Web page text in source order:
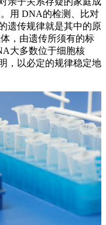
用 DNA的检测、比对
遗传规律就是其中的原
，由遗传所须有的标
大多数位于细胞核
，以必定的规律稳定地